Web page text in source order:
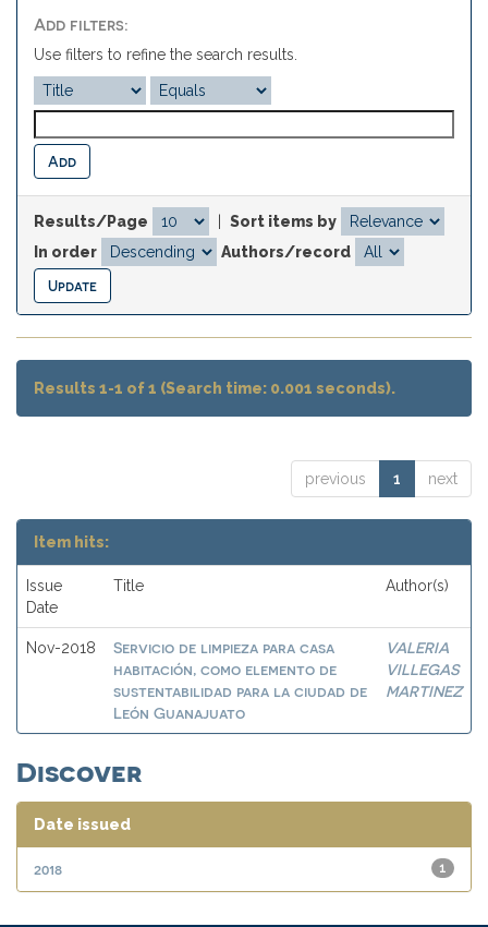
Add filters:
Use filters to refine the search results.
Results/Page
Sort items by
In order
Authors/record
Results 1-1 of 1 (Search time: 0.001 seconds).
previous 1 next
Item hits:
Issue
Date
Title Author(s)
Nov-2018
Servicio de limpieza para casa
habitación, como elemento de
sustentabilidad para la ciudad de
León Guanajuato
VALERIA
VILLEGAS
MARTINEZ
Discover
Date issued
1
2018